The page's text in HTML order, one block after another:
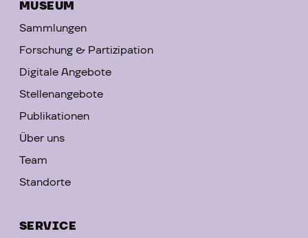
MUSEUM
Sammlungen
Forschung & Partizipation
Digitale Angebote
Stellenangebote
Publikationen
Über uns
Team
Standorte
SERVICE